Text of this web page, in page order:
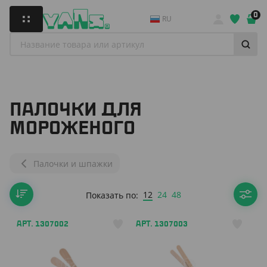
RU 0
ПАЛОЧКИ ДЛЯ
МОРОЖЕНОГО
Палочки и шпажки
Показать по: 12 24 48
АРТ. 1307002 АРТ. 1307003